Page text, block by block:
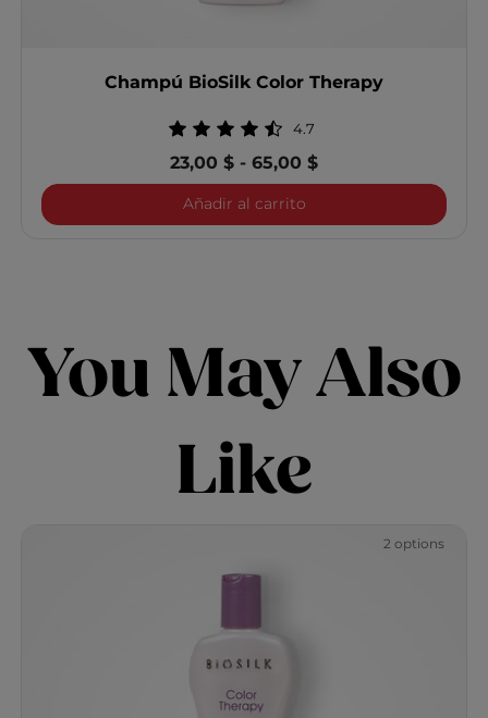
Champú BioSilk Color Therapy
4.7
23,00 $ -65,00 $
Añadir al carritoChampú BioSilk Color
You May Also
Like
2 options